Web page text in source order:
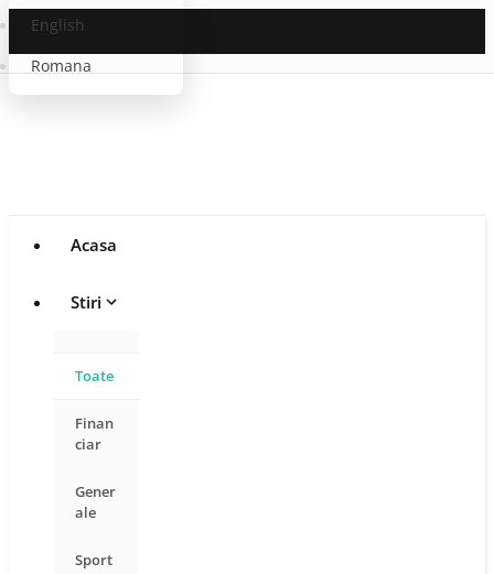
English
Romana
Acasa
Stiri
Toate
Finan
ciar
Gener
ale
Sport